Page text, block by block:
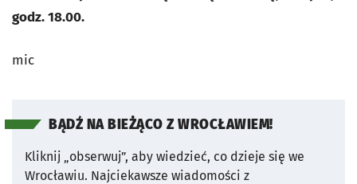
godz. 18.00.
mic
BĄDŹ NA BIEŻĄCO Z WROCŁAWIEM!
Kliknij „obserwuj”, aby wiedzieć, co dzieje się we
Wrocławiu. Najciekawsze wiadomości z